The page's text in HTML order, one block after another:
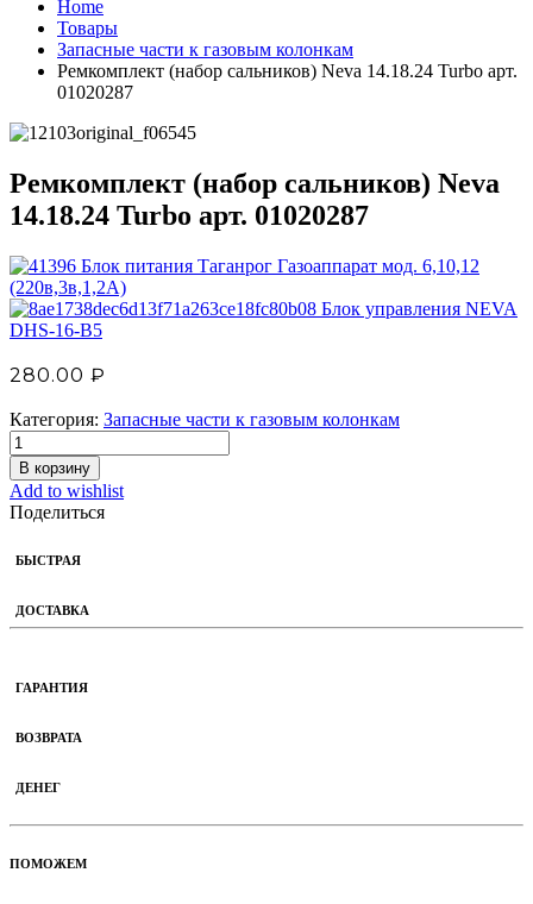
Home
Товары
Запасные части к газовым колонкам
Ремкомплект (набор сальников) Neva 14.18.24 Turbo арт.
01020287
Ремкомплект (набор сальников) Neva
14.18.24 Turbo арт. 01020287
Блок питания Таганрог Газоаппарат мод. 6,10,12
(220в,3в,1,2А)
Блок управления NEVA
DHS-16-B5
280.00 ₽
Категория: Запасные части к газовым колонкам
В корзину
Add to wishlist
Поделиться
БЫСТРАЯ
ДОСТАВКА
ГАРАНТИЯ
ВОЗВРАТА
ДЕНЕГ
ПОМОЖЕМ